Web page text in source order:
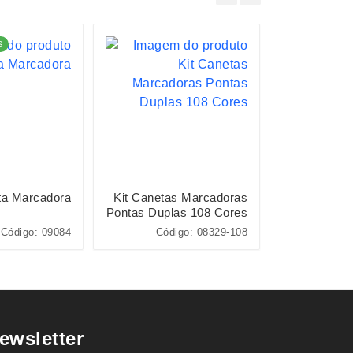
Marcadora
Código: 09084
Kit Canetas Marcadoras
Pontas Duplas 108 Cores
Código: 08329-108